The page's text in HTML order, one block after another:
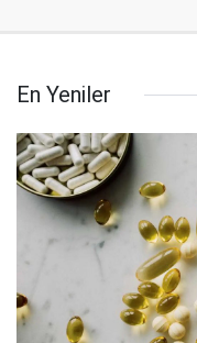
En Yeniler